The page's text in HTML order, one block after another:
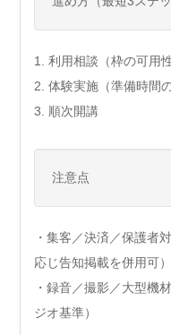
1. 利用相談（枠の可用
2. 体験実施（準備時間
3. 順次開講
注意点
・集客／決済／保護者
応じ告知掲載を併用可）
・録音／撮影／大型機
ジオ基準）